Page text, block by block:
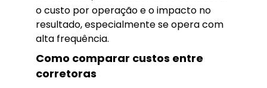
o custo por operação e o impacto no
resultado, especialmente se opera com
alta frequência.
Como comparar custos entre
corretoras